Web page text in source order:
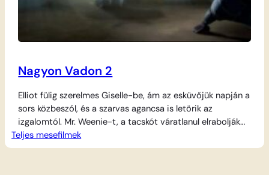
Nagyon Vadon 2
Elliot fülig szerelmes Giselle-be, ám az esküvőjük napján a
sors közbeszól, és a szarvas agancsa is letörik az
izgalomtól. Mr. Weenie-t, a tacskót váratlanul elrabolják
korábbi tulajdonosai, hogy visszavigyék a civilizációba.
Boog, Elliot és az erdő lakói azonnal mentőexpedíciót
Teljes mesefilmek